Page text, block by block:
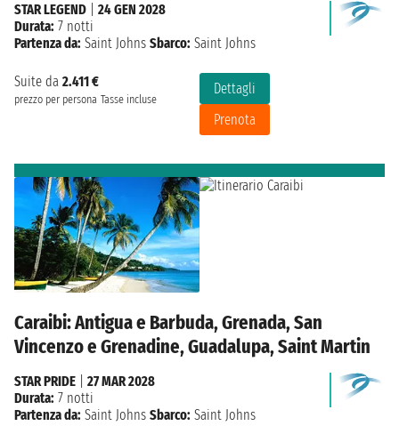
Suite da 2.411 €
prezzo per persona Tasse incluse
Dettagli
Prenota
STAR LEGEND
24 GEN 2028
Durata: 7 notti
Partenza da: Saint Johns Sbarco: Saint Johns
Caraibi: Antigua e Barbuda, Grenada, San
Vincenzo e Grenadine, Guadalupa, Saint Martin
STAR PRIDE
27 MAR 2028
Durata: 7 notti
Partenza da: Saint Johns Sbarco: Saint Johns